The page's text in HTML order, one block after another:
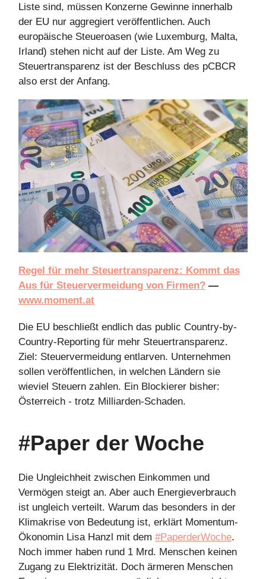
Liste sind, müssen Konzerne Gewinne innerhalb
der EU nur aggregiert veröffentlichen. Auch
europäische Steueroasen (wie Luxemburg, Malta,
Irland) stehen nicht auf der Liste. Am Weg zu
Steuertransparenz ist der Beschluss des pCBCR
also erst der Anfang.
Regel für mehr Steuertransparenz: Kommt das
Aus für Steuervermeidung von Firmen? —
www.moment.at
Die EU beschließt endlich das public Country-by-
Country-Reporting für mehr Steuertransparenz.
Ziel: Steuervermeidung entlarven. Unternehmen
sollen veröffentlichen, in welchen Ländern sie
wieviel Steuern zahlen. Ein Blockierer bisher:
Österreich - trotz Milliarden-Schaden.
#Paper der Woche
Die Ungleichheit zwischen Einkommen und
Vermögen steigt an. Aber auch Energieverbrauch
ist ungleich verteilt. Warum das besonders in der
Klimakrise von Bedeutung ist, erklärt Momentum-
Ökonomin Lisa Hanzl mit dem #PaperderWoche.
Noch immer haben rund 1 Mrd. Menschen keinen
Zugang zu Elektrizität. Doch ärmeren Menschen